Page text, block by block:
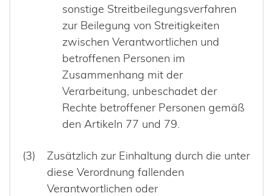
sonstige Streitbeilegungsverfahren
zur Beilegung von Streitigkeiten
zwischen Verantwortlichen und
betroffenen Personen im
Zusammenhang mit der
Verarbeitung, unbeschadet der
Rechte betroffener Personen gemäß
den Artikeln 77 und 79.
Zusätzlich zur Einhaltung durch die unter
diese Verordnung fallenden
Verantwortlichen oder